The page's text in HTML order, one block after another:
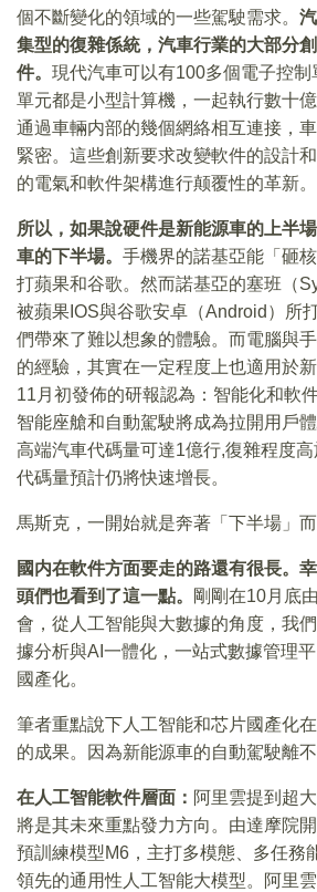
個不斷變化的領域的一些駕駛需求。
集型的復雜係統，汽車行業的大部分
件。 現代汽車可以有100多個電子控
單元都是小型計算機，一起執行數十
通過車輛内部的幾個網絡相互連接，
緊密。這些創新要求改變軟件的設計
的電氣和軟件架構進行颠覆性的革新。
所以，如果說硬件是新能源車的上半
車的下半場。 手機界的諾基亞能「砸
打蘋果和谷歌。然而諾基亞的塞班（
被蘋果IOS與谷歌安卓（Android）所
們帶來了難以想象的體驗。而電腦與
的經驗，其實在一定程度上也適用於
11月初發佈的研報認為：智能化和軟
智能座艙和自動駕駛將成為拉開用戶
高端汽車代碼量可達1億行,復雜程度高
代碼量預計仍將快速增長。
馬斯克，一開始就是奔著「下半場」而
國内在軟件方面要走的路還有很長。
頭們也看到了這一點。
剛剛在10月底
會，從人工智能與大數據的角度，我
據分析與AI一體化，一站式數據管理
國產化。
筆者重點說下人工智能和芯片國產化
的成果。因為新能源車的自動駕駛離不
在人工智能軟件層面： 阿里雲提到超
將是其未來重點發力方向。由達摩院
預訓練模型M6，主打多模態、多任務
領先的通用性人工智能大模型。阿里